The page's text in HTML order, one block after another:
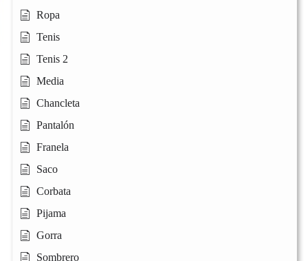
Ropa
Tenis
Tenis 2
Media
Chancleta
Pantalón
Franela
Saco
Corbata
Pijama
Gorra
Sombrero